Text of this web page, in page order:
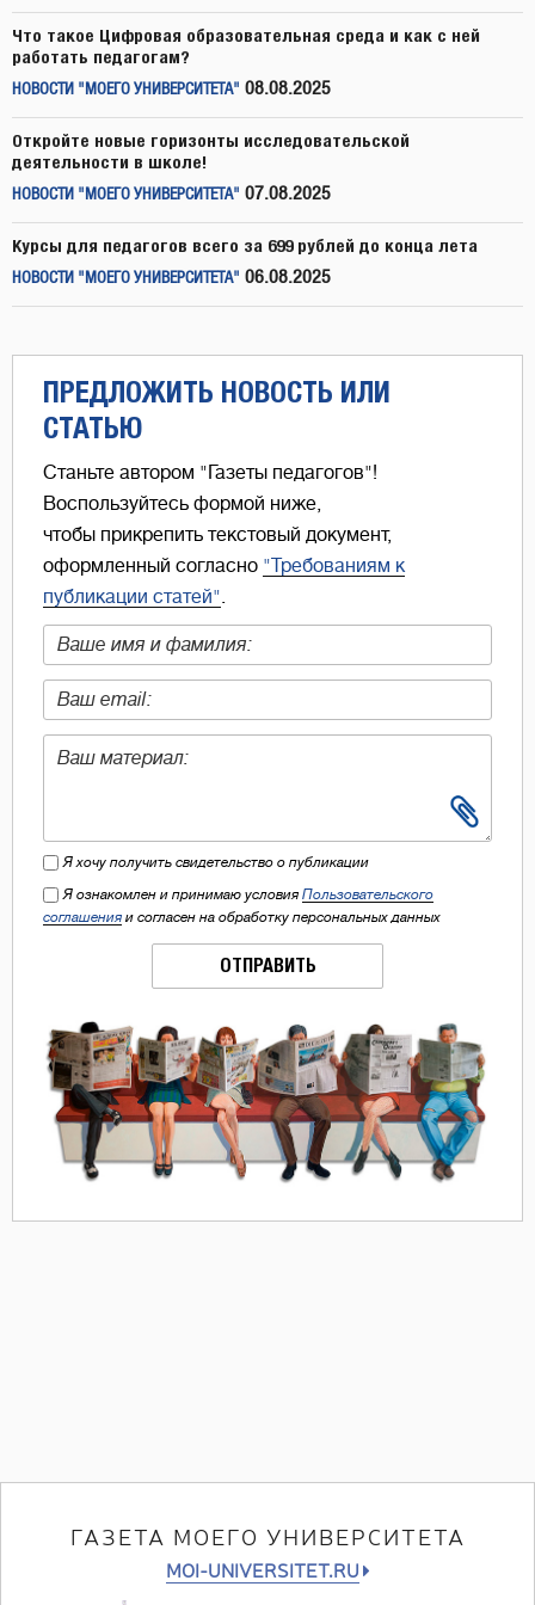
Что такое Цифровая образовательная среда и как с ней
работать педагогам?
НОВОСТИ "МОЕГО УНИВЕРСИТЕТА" 08.08.2025
Откройте новые горизонты исследовательской
деятельности в школе!
НОВОСТИ "МОЕГО УНИВЕРСИТЕТА" 07.08.2025
Курсы для педагогов всего за 699 рублей до конца лета
НОВОСТИ "МОЕГО УНИВЕРСИТЕТА" 06.08.2025
ПРЕДЛОЖИТЬ НОВОСТЬ ИЛИ
СТАТЬЮ
Станьте автором "Газеты педагогов"!
Воспользуйтесь формой ниже,
чтобы прикрепить текстовый документ,
оформленный согласно "Требованиям к
публикации статей".
Я хочу получить свидетельство о публикации
Я ознакомлен и принимаю условия Пользовательского
соглашения и согласен на обработку персональных данных
ОТПРАВИТЬ
ГАЗЕТА МОЕГО УНИВЕРСИТЕТА
MOI-UNIVERSITET.RU